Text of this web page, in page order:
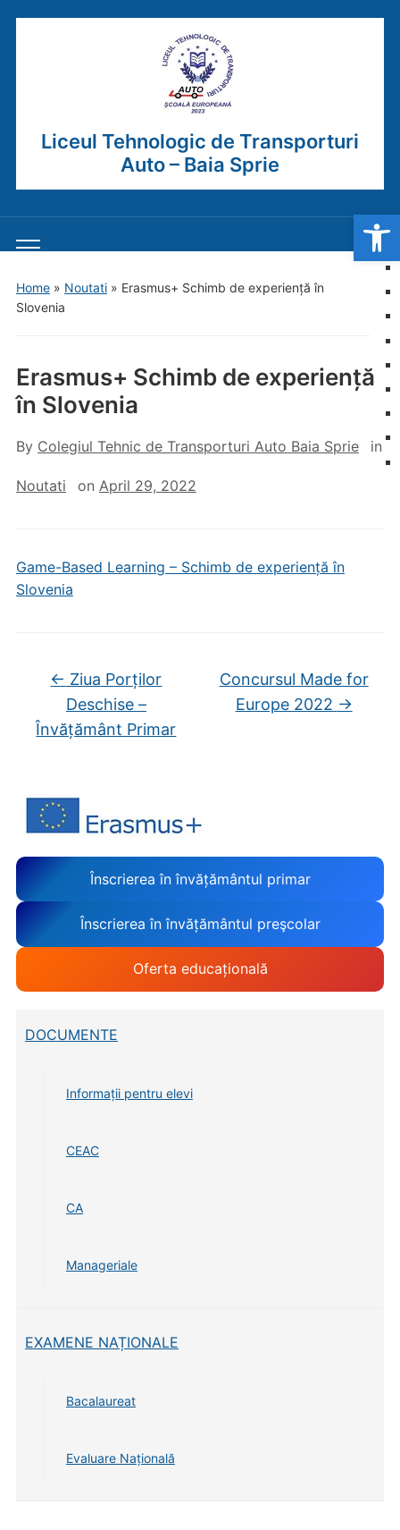
Liceul Tehnologic de Transporturi
Auto – Baia Sprie
Toggle
menu
Home» Noutati» Erasmus+ Schimb de experiență în
Slovenia
Înscrierea în învățământul primar
Înscrierea în învățământul preşcolar
Oferta educațională
DOCUMENTE
Informații pentru elevi
CEAC
CA
Manageriale
EXAMENE NAȚIONALE
Bacalaureat
Evaluare Națională
Erasmus+ Schimb de experiență
în Slovenia
By Colegiul Tehnic de Transporturi Auto Baia Sprie in
Noutati on April 29, 2022
Game-Based Learning – Schimb de experiență în
Slovenia
← Ziua Porților
Deschise –
Învățământ Primar
Concursul Made for
Europe 2022 →